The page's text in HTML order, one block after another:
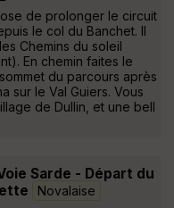
de prolonger le circuit
le col du Banchet. Il
Chemins du soleil
En chemin faites le
du parcours après
sur le Val Guiers. Vous
de Dullin, et une bell
Sarde - Départ du
Novalaise